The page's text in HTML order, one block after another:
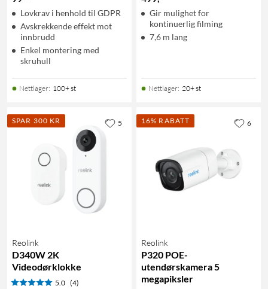
Lovkrav i henhold til GDPR
Avskrekkende effekt mot
innbrudd
Enkel montering med
skruhull
Nettlager: 100+ st
Gir mulighet for
kontinuerlig filming
7,6 m lang
Nettlager: 20+ st
SPAR 300 KR
Reolink
D340W 2K
Videodørklokke
5.0 (4)
5 16% RABATT
Reolink
P320 POE-
utendørskamera 5
megapiksler
6